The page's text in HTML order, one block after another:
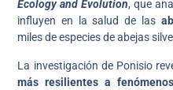
Ecology and Evolution, que
influyen en la salud de las
miles de especies de abejas
La investigación de Ponisio
más resilientes a